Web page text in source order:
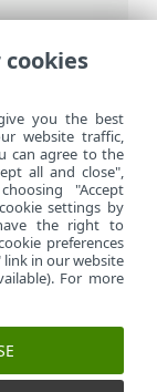
>
you the best
website traffic,
can agree to the
all and close",
"Accept
settings by
the right to
preferences
in our website
For more